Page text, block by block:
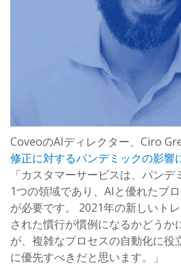
CoveoのAIディレクター、Ciro
修正に対するパンデミックの影響
「カスタマーサービスは、パン
1つの領域であり、AIと優れたプ
が必要です。 2021年の新しいト
された慣行が慣例になるかどうか
が、複雑なプロセスの自動化に役
に優先すべきだと思います。」